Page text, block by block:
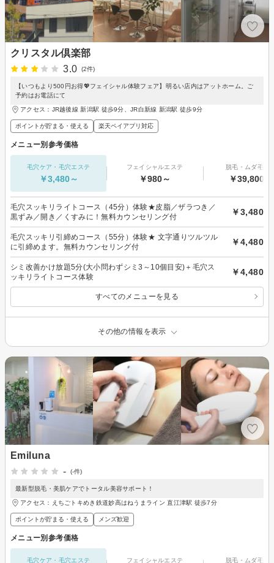
クリスタル倶楽部
3.0
(2件)
【いつもより500円お得💖フェイシャル体験フェア】明るい店内はアットホーム。ご
予約はお電話にて
アクセス：JR越後線 新潟駅 徒歩9分、JR白新線 新潟駅 徒歩9分
ポイントが貯まる・使える 楽天ペイアプリ対応
メニュー別参考価格
毛穴ケア・毛穴エステ
￥3,480～
フェイシャルエステ
￥980～
脱毛・ムダ毛処
￥39,800～
毛穴スッキリライトコース（45分）体験★皮脂／ザラつき／
黒ずみ／開き／くすみに！無料カウンセリング付
￥3,480
毛穴スッキリ引締めコース（55分）体験★ 文字通りツルツル
に引締めます。無料カウンセリング付
￥4,480
シミ改善かけ放題5分(大小問わずシミ3～10個目安)＋毛穴ス
ッキリライトコース体験
￥4,480
すべてのメニューを見る
その他の情報を表示
Emiluna
-
(-件)
最新型脱毛・美肌ケアでトータル美容サポート！
アクセス：えちごトキめき鉄道妙高はねうまライン 直江津駅 徒歩7分
ポイントが貯まる・使える メンズ歓迎
メニュー別参考価格
毛穴ケア・毛穴エステ フェイシャルエステ 脱毛・ムダ毛処